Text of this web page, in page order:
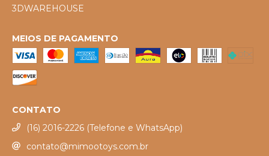
3DWAREHOUSE
MEIOS DE PAGAMENTO
CONTATO
(16) 2016-2226 (Telefone e WhatsApp)
contato@mimootoys.com.br